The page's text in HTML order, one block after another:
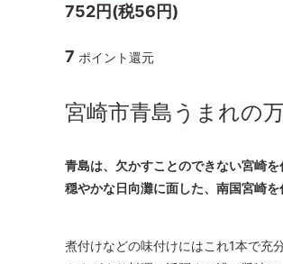
752円(税56円)
7 ポイント還元
宮崎市青島うまれの
青島は、欠かすことのできない宮崎を
穏やかな日向灘に面した、南国宮崎
煮付けなどの味付けにはこれ1本で充